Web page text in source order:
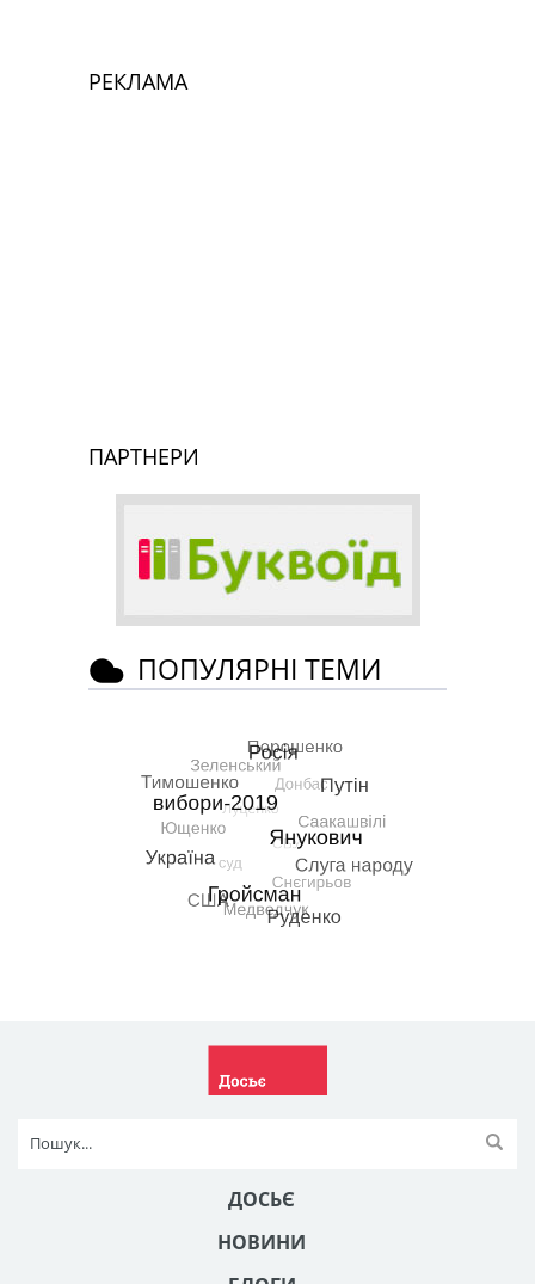
РЕКЛАМА
ПАРТНЕРИ
ПОПУЛЯРНІ ТЕМИ
ДОСЬЄ
НОВИНИ